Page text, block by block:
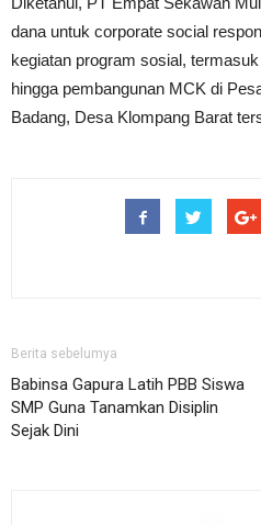
dana untuk corporate social
kegiatan program sosial,
hingga pembangunan MCK di
Badang, Desa Klompang Barat
Berita sebelumya
Babinsa Gapura Latih PBB Siswa
SMP Guna Tanamkan Disiplin
Sejak Dini